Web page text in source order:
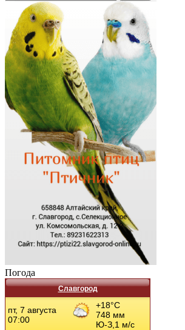
Погода
Славгород